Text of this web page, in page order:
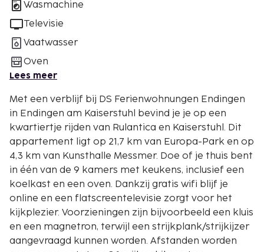
Wasmachine
Televisie
Vaatwasser
Oven
Lees meer
Met een verblijf bij DS Ferienwohnungen Endingen
in Endingen am Kaiserstuhl bevind je je op een
kwartiertje rijden van Rulantica en Kaiserstuhl. Dit
appartement ligt op 21,7 km van Europa-Park en op
4,3 km van Kunsthalle Messmer. Doe of je thuis bent
in één van de 9 kamers met keukens, inclusief een
koelkast en een oven. Dankzij gratis wifi blijf je
online en een flatscreentelevisie zorgt voor het
kijkplezier. Voorzieningen zijn bijvoorbeeld een kluis
en een magnetron, terwijl een strijkplank/strijkijzer
aangevraagd kunnen worden. Afstanden worden